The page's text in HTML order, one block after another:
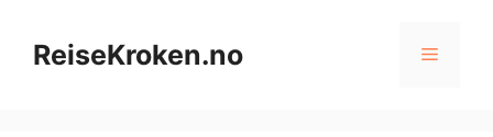
innholdReiseKroken.no Meny